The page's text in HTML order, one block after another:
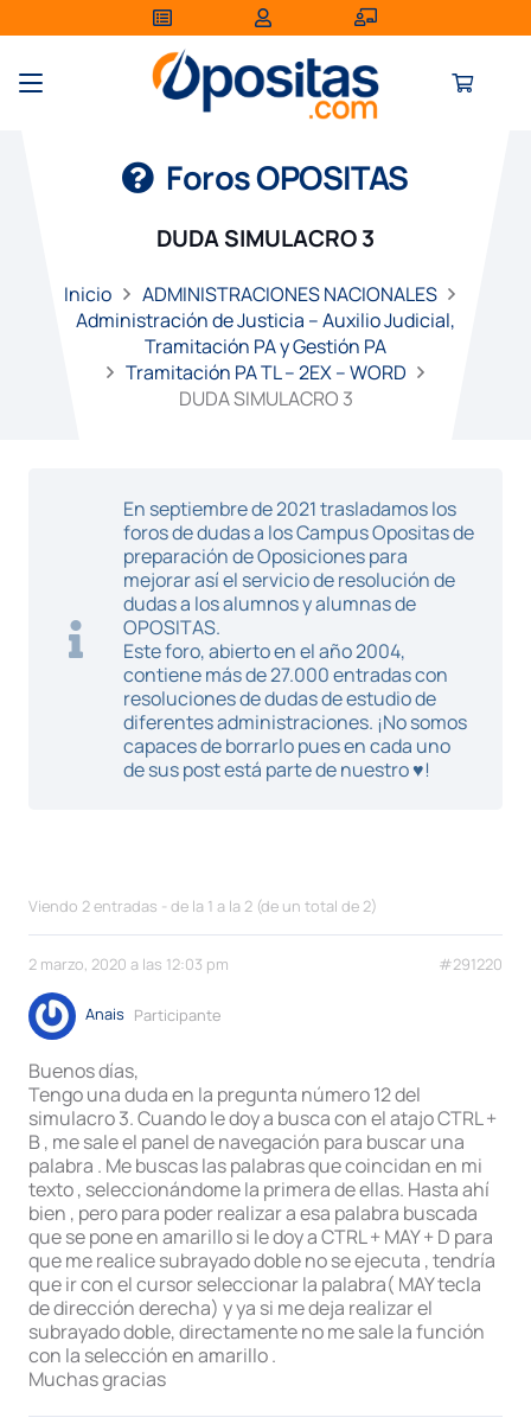
Foros OPOSITAS
DUDA SIMULACRO 3
Inicio
ADMINISTRACIONES NACIONALES
Administración de Justicia – Auxilio Judicial,
Tramitación PA y Gestión PA
Tramitación PA TL – 2EX – WORD
DUDA SIMULACRO 3
En septiembre de 2021 trasladamos los
foros de dudas a los Campus Opositas de
preparación de Oposiciones para
mejorar así el servicio de resolución de
dudas a los alumnos y alumnas de
OPOSITAS.
Este foro, abierto en el año 2004,
contiene más de 27.000 entradas con
resoluciones de dudas de estudio de
diferentes administraciones. ¡No somos
capaces de borrarlo pues en cada uno
de sus post está parte de nuestro ♥!
Viendo 2 entradas - de la 1 a la 2 (de un total de 2)
2 marzo, 2020 a las 12:03 pm #291220
Anais Participante
Buenos días,
Tengo una duda en la pregunta número 12 del
simulacro 3. Cuando le doy a busca con el atajo CTRL +
B , me sale el panel de navegación para buscar una
palabra . Me buscas las palabras que coincidan en mi
texto , seleccionándome la primera de ellas. Hasta ahí
bien , pero para poder realizar a esa palabra buscada
que se pone en amarillo si le doy a CTRL + MAY + D para
que me realice subrayado doble no se ejecuta , tendría
que ir con el cursor seleccionar la palabra( MAY tecla
de dirección derecha) y ya si me deja realizar el
subrayado doble, directamente no me sale la función
con la selección en amarillo .
Muchas gracias